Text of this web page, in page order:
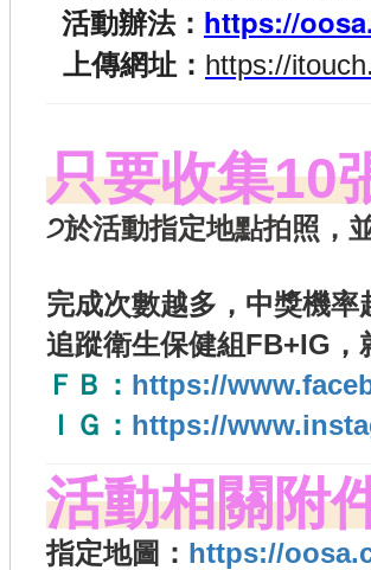
活動辦法： https://
上傳網址： https://
只要收集10
੭於活動指定地點拍照，
完成次數越多，中獎機
追蹤衛生保健組FB+IG
ＦＢ： https://
ＩＧ： https://
活動相關附
指定地圖： https://